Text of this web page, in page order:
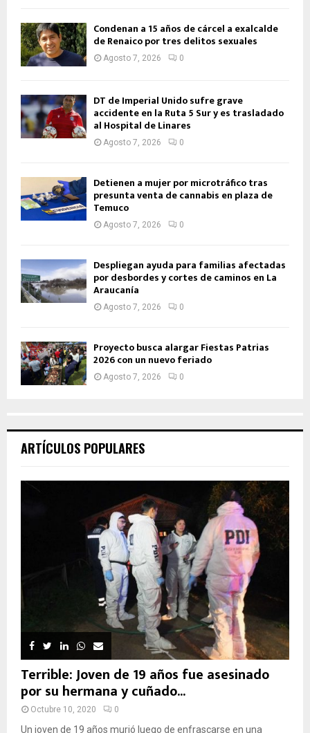
Condenan a 15 años de cárcel a exalcalde
de Renaico por tres delitos sexuales
Agosto 7, 2026 0
DT de Imperial Unido sufre grave
accidente en la Ruta 5 Sur y es trasladado
al Hospital de Linares
Agosto 7, 2026 0
Detienen a mujer por microtráfico tras
presunta venta de cannabis en plaza de
Temuco
Agosto 7, 2026 0
Despliegan ayuda para familias afectadas
por desbordes y cortes de caminos en La
Araucanía
Agosto 7, 2026 0
Proyecto busca alargar Fiestas Patrias
2026 con un nuevo feriado
Agosto 7, 2026 0
ARTÍCULOS POPULARES
Terrible: Joven de 19 años fue asesinado
por su hermana y cuñado...
Octubre 10, 2020 0
Un joven de 19 años murió luego de enfrascarse en una